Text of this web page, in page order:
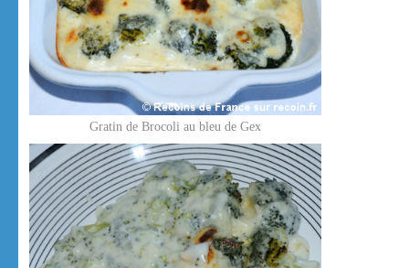
Gratin de Brocoli au bleu de Gex